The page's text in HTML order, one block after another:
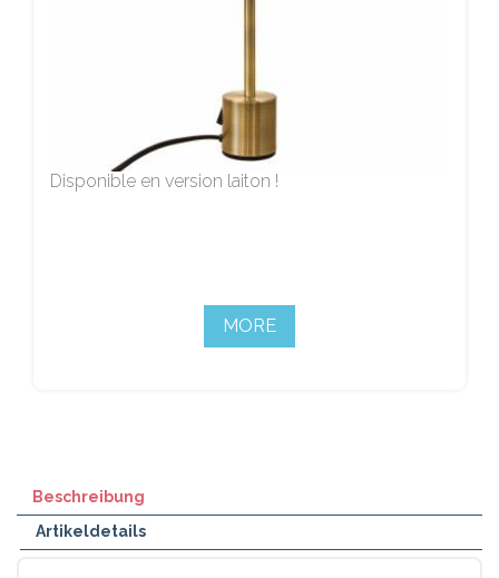
Disponible en version laiton !
MORE
Beschreibung
Artikeldetails